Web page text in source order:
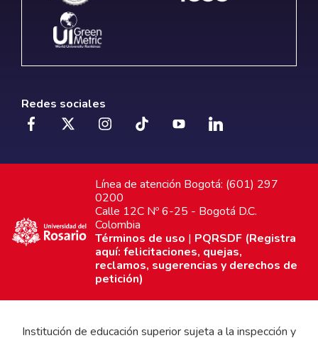
Redes sociales
Línea de atención Bogotá: (601) 297
0200
Calle 12C Nº 6-25 - Bogotá D.C.
Colombia
Términos de uso | PQRSDF (Registra
aquí: felicitaciones, quejas,
reclamos, sugerencias y derechos de
petición)
Institución de educación superior sujeta a la inspección y